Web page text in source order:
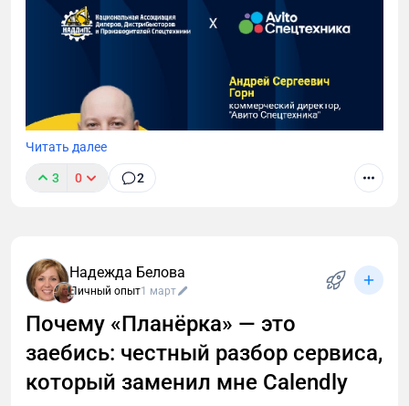
7 апреля в Москве пройдет форум Национальной
Ассоциации Дилеров, Дистрибьютеров и
Производителей спецтехники (НАДДиПС).
Читать далее
3 0 2
Надежда Белова
Личный опыт1 март
Почему «Планёрка» — это
заебись: честный разбор сервиса,
который заменил мне Calendly